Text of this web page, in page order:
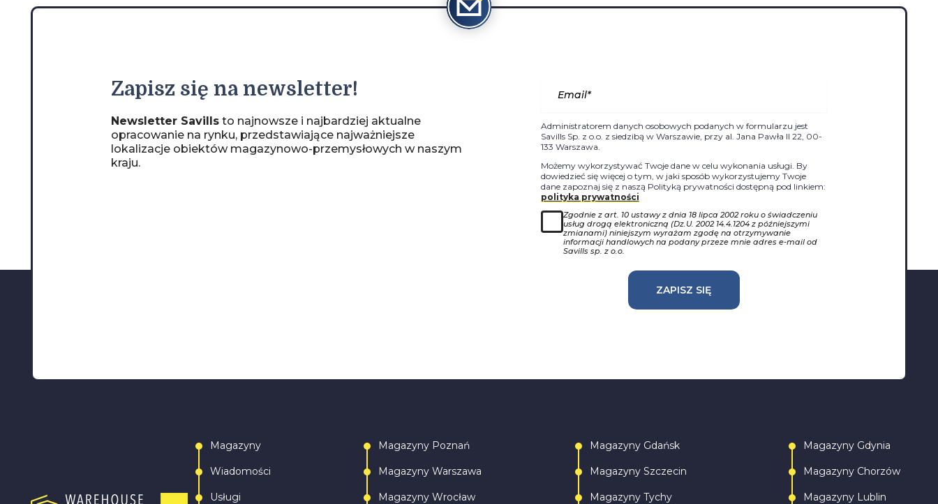
Zapisz się na newsletter!
Newsletter Savills to najnowsze i najbardziej aktualne
opracowanie na rynku, przedstawiające najważniejsze
lokalizacje obiektów magazynowo-przemysłowych w naszym
kraju.
Administratorem danych osobowych podanych w formularzu jest
Savills Sp. z o.o. z siedzibą w Warszawie, przy al. Jana Pawła II 22, 00-
133 Warszawa.
Możemy wykorzystywać Twoje dane w celu wykonania usługi. By
dowiedzieć się więcej o tym, w jaki sposób wykorzystujemy Twoje
dane zapoznaj się z naszą Polityką prywatności dostępną pod linkiem:
polityka prywatności
Zgodnie z art. 10 ustawy z dnia 18 lipca 2002 roku o świadczeniu
usług drogą elektroniczną (Dz.U. 2002 14.4.1204 z późniejszymi
zmianami) niniejszym wyrażam zgodę na otrzymywanie
informacji handlowych na podany przeze mnie adres e-mail od
Savills sp. z o.o.
ZAPISZ SIĘ
Magazyny
Wiadomości
Usługi
Magazyny Poznań
Magazyny Warszawa
Magazyny Wrocław
Magazyny Gdańsk
Magazyny Szczecin
Magazyny Tychy
Magazyny Gdynia
Magazyny Chorzów
Magazyny Lublin